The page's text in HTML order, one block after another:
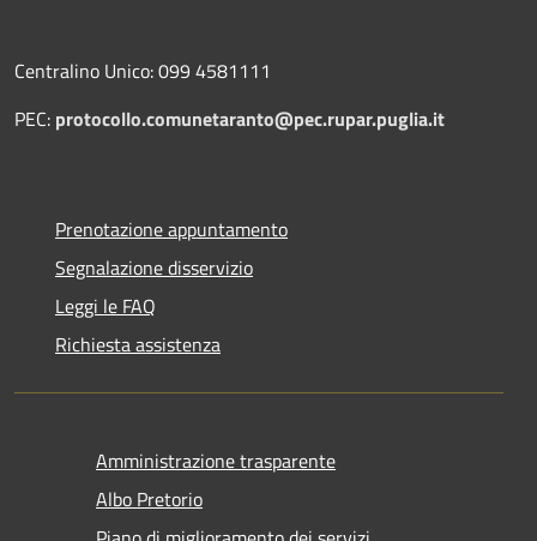
Centralino Unico: 099 4581111
PEC: protocollo.comunetaranto@pec.rupar.puglia.it
Prenotazione appuntamento
Segnalazione disservizio
Leggi le FAQ
Richiesta assistenza
Amministrazione trasparente
Albo Pretorio